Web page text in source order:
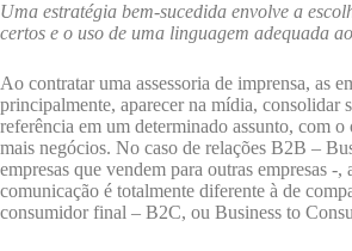
Uma estratégia bem-sucedida envolve a
certos e o uso de uma linguagem adequada
Ao contratar uma assessoria de imprensa, as
principalmente, aparecer na mídia, consolidar
referência em um determinado assunto, com
mais negócios. No caso de relações B2B –
empresas que vendem para outras empresas -,
comunicação é totalmente diferente à de
consumidor final – B2C, ou Business to